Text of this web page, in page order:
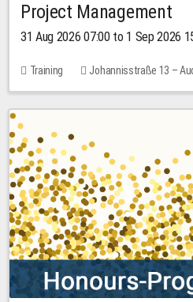
Project Management
31 Aug 2026 07:00 to 1 Sep 2026
Training
Johannisstraße 13 –
No free places
30.00 EUR